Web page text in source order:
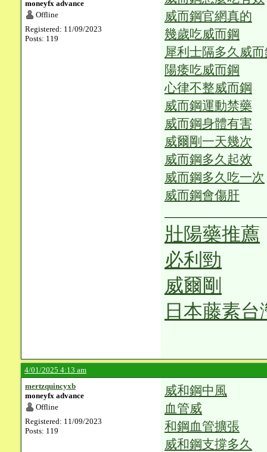
moneyfx advance
Offline
Registered: 11/09/2023
Posts: 119
威而鋼官網真的
幾歲吃威而鋼
犀利士隔多久威
陽痿吃威而鋼
心律不整威而鋼
威而鋼運動禁藥
威而鋼身體有害
威爾剛一天幾次
威而鋼多久起效
威而鋼多久吃一次
威而鋼會傷肝
壯陽藥推薦
必利勁
威爾剛
日本藤素
4/01/2025 4:13 am
mertzquincyxb
moneyfx advance
Offline
Registered: 11/09/2023
Posts: 119
威和鋼中風
血管威
和鋼血管擴張
威和鋼支撐多久